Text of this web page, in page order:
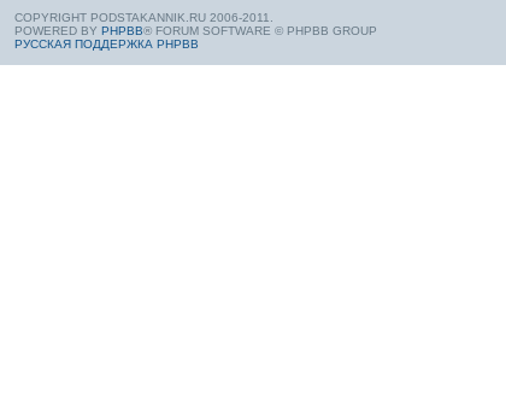
COPYRIGHT PODSTAKANNIK.RU 2006-2011.
POWERED BY PHPBB® FORUM SOFTWARE © PHPBB GROUP
РУССКАЯ ПОДДЕРЖКА PHPBB